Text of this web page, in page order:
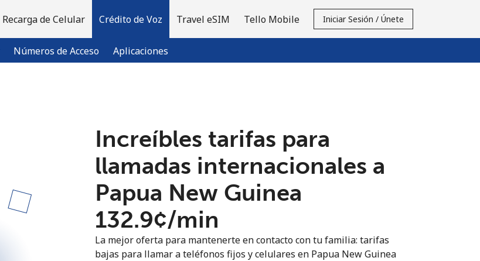
Recarga de Celular Crédito de Voz
Números de Acceso Aplicaciones
Travel eSIM Tello Mobile Iniciar Sesión / Únete
¿Ya tienes una cuenta? Inicia sesión →
Regístrate con
Increíbles tarifas para
llamadas internacionales a
Papua New Guinea
⁦132.9¢⁩/min
La mejor oferta para mantenerte en contacto con tu familia: tarifas
bajas para llamar a teléfonos fijos y celulares en Papua New Guinea